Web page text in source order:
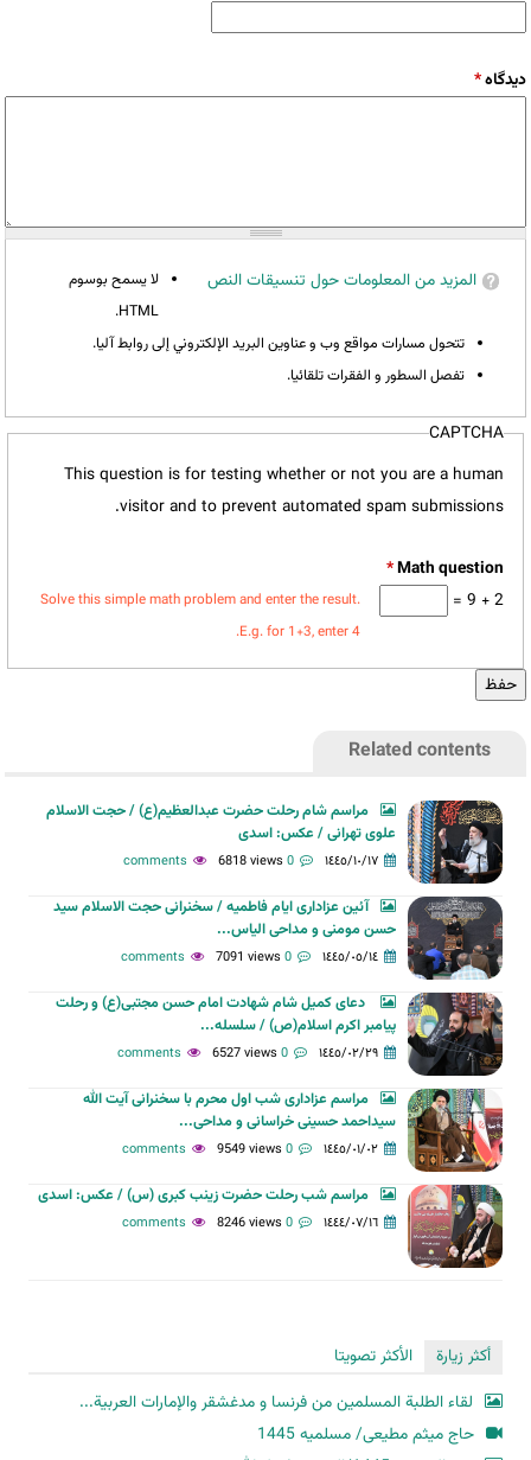
‏دیدگاه ‏*
المزيد من المعلومات حول تنسيقات النص
لا يسمح بوسوم
HTML.
تتحول مسارات مواقع وب و عناوين البريد الإلكتروني إلى روابط آليا.
تفصل السطور و الفقرات تلقائيا.
CAPTCHA
This question is for testing whether or not you are a human
visitor and to prevent automated spam submissions.
*
2 + 9 =
Solve this simple math problem and enter the result.
E.g. for 1+3, enter 4.
Related contents
مراسم شام رحلت حضرت عبدالعظیم(ع) / حجت الاسلام
علوی تهرانی / عکس: اسدی
١٤٤٥/١٠/١٧ 0 comments
6818 views
آئین عزاداری ایام فاطمیه / سخنرانی حجت الاسلام سید
حسن مومنی و مداحی الیاس...
١٤٤٥/٠٥/١٤ 0 comments
7091 views
دعای کمیل شام شهادت امام حسن مجتبی(ع) و رحلت
پیامبر اکرم اسلام(ص) / سلسله...
١٤٤٥/٠٢/٢٩ 0 comments
6527 views
مراسم عزاداری شب اول محرم با سخنرانی آیت الله
سیداحمد حسینی خراسانی و مداحی...
١٤٤٥/٠١/٠٢ 0 comments
9549 views
مراسم شب رحلت حضرت زینب کبری (س) / عکس: اسدی
١٤٤٤/٠٧/١٦ 0 comments
8246 views
أكثر زيارة
الأكثر تصويتا
لقاء الطلبة المسلمين من فرنسا و مدغشقر والإمارات العربية...
حاج میثم مطیعی/ مسلمیه 1445